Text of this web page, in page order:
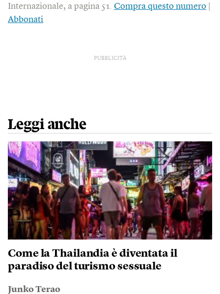
Internazionale, a pagina 51. Compra questo numero
Abbonati
PUBBLICITÀ
Leggi anche
Come la Thailandia è diventata il
paradiso del turismo sessuale
Junko Terao